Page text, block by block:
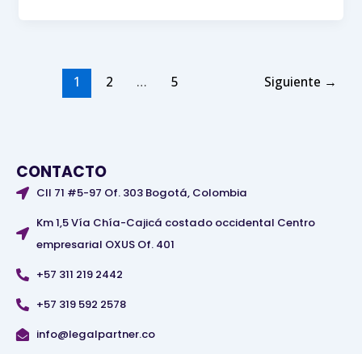
1 2 … 5 Siguiente →
CONTACTO
Cll 71 #5-97 Of. 303 Bogotá, Colombia
Km 1,5 Vía Chía-Cajicá costado occidental Centro
empresarial OXUS Of. 401
+57 311 219 2442
+57 319 592 2578
info@legalpartner.co